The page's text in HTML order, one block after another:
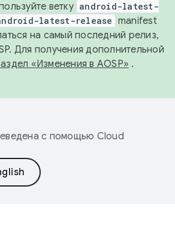
ветку android-latest-
latest-release manifest
на самый последний релиз,
Для получения дополнительной
«Изменения в AOSP» .
с помощью Cloud